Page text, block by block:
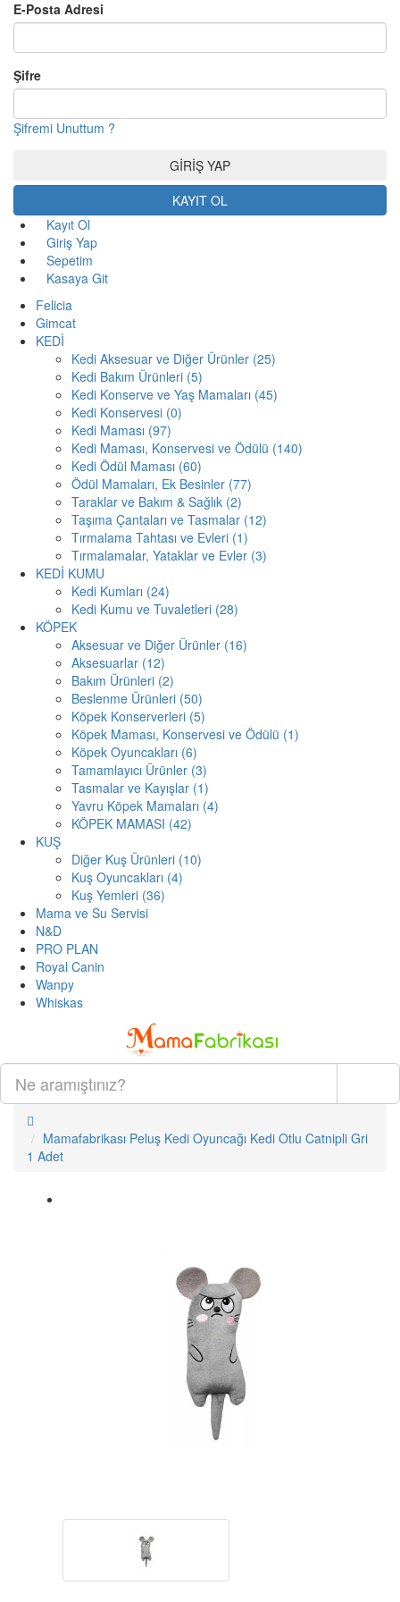
E-Posta Adresi
Şifre
Şifremi Unuttum ?
KAYIT OL
Kayıt Ol
Giriş Yap
Sepetim
Kasaya Git
Felicia
Gimcat
KEDİ
Kedi Aksesuar ve Diğer Ürünler (25)
Kedi Bakım Ürünleri (5)
Kedi Konserve ve Yaş Mamaları (45)
Kedi Konservesi (0)
Kedi Maması (97)
Kedi Maması, Konservesi ve Ödülü (140)
Kedi Ödül Maması (60)
Ödül Mamaları, Ek Besinler (77)
Taraklar ve Bakım & Sağlık (2)
Taşıma Çantaları ve Tasmalar (12)
Tırmalama Tahtası ve Evleri (1)
Tırmalamalar, Yataklar ve Evler (3)
KEDİ KUMU
Kedi Kumları (24)
Kedi Kumu ve Tuvaletleri (28)
KÖPEK
Aksesuar ve Diğer Ürünler (16)
Aksesuarlar (12)
Bakım Ürünleri (2)
Beslenme Ürünleri (50)
Köpek Konserverleri (5)
Köpek Maması, Konservesi ve Ödülü (1)
Köpek Oyuncakları (6)
Tamamlayıcı Ürünler (3)
Tasmalar ve Kayışlar (1)
Yavru Köpek Mamaları (4)
KÖPEK MAMASI (42)
KUŞ
Diğer Kuş Ürünleri (10)
Kuş Oyuncakları (4)
Kuş Yemleri (36)
Mama ve Su Servisi
N&D
PRO PLAN
Royal Canin
Wanpy
Whiskas
Mamafabrikası Peluş Kedi Oyuncağı Kedi Otlu Catnipli Gri
1 Adet